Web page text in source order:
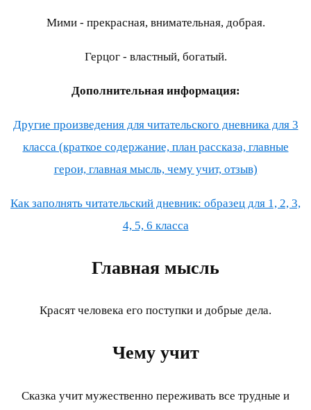
Мими - прекрасная, внимательная, добрая.
Герцог - властный, богатый.
Дополнительная информация:
Другие произведения для читательского дневника для 3
класса (краткое содержание, план рассказа, главные
герои, главная мысль, чему учит, отзыв)
Как заполнять читательский дневник: образец для 1, 2, 3,
4, 5, 6 класса
Главная мысль
Красят человека его поступки и добрые дела.
Чему учит
Сказка учит мужественно переживать все трудные и